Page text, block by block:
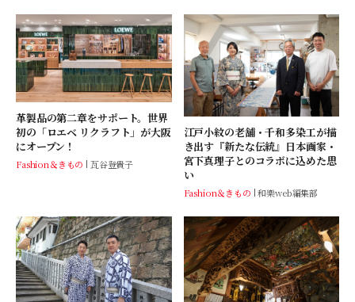
革製品の第二章をサポート。世界
初の「ロエベ リクラフト」が大阪
にオープン！
Fashion＆きもの 瓦谷登貴子
江戸小紋の老舗・千和多染工が描
き出す『新たな伝統』日本画家・
宮下真理子とのコラボに込めた思
い
Fashion＆きもの 和樂web編集部